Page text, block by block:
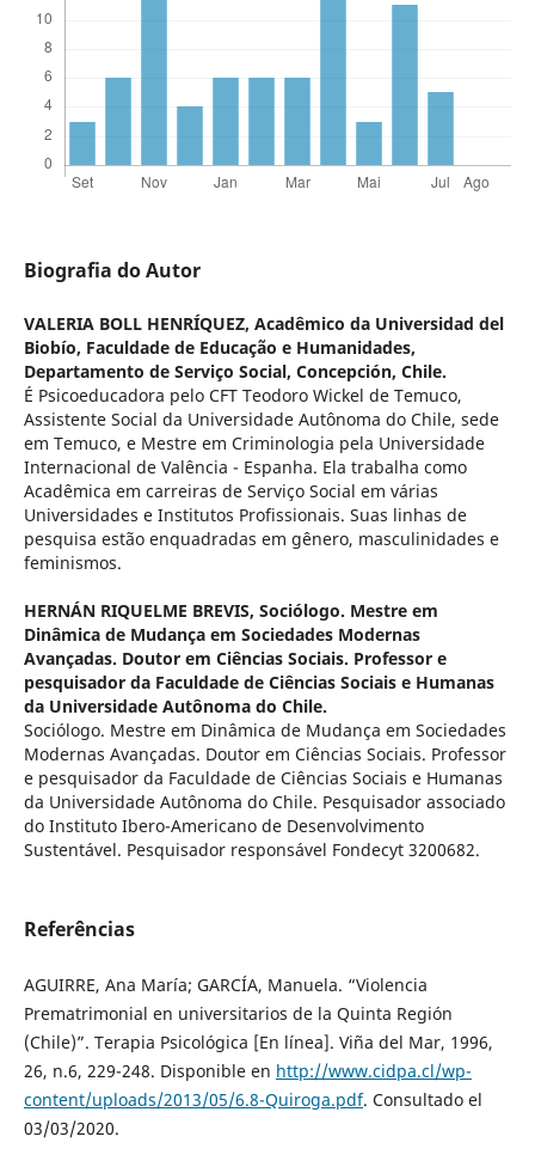
Biografia do Autor
VALERIA BOLL HENRÍQUEZ, Acadêmico da Universidad del
Biobío, Faculdade de Educação e Humanidades,
Departamento de Serviço Social, Concepción, Chile.
É Psicoeducadora pelo CFT Teodoro Wickel de Temuco,
Assistente Social da Universidade Autônoma do Chile, sede
em Temuco, e Mestre em Criminologia pela Universidade
Internacional de Valência - Espanha. Ela trabalha como
Acadêmica em carreiras de Serviço Social em várias
Universidades e Institutos Profissionais. Suas linhas de
pesquisa estão enquadradas em gênero, masculinidades e
feminismos.
HERNÁN RIQUELME BREVIS, Sociólogo. Mestre em
Dinâmica de Mudança em Sociedades Modernas
Avançadas. Doutor em Ciências Sociais. Professor e
pesquisador da Faculdade de Ciências Sociais e Humanas
da Universidade Autônoma do Chile.
Sociólogo. Mestre em Dinâmica de Mudança em Sociedades
Modernas Avançadas. Doutor em Ciências Sociais. Professor
e pesquisador da Faculdade de Ciências Sociais e Humanas
da Universidade Autônoma do Chile. Pesquisador associado
do Instituto Ibero-Americano de Desenvolvimento
Sustentável. Pesquisador responsável Fondecyt 3200682.
Referências
AGUIRRE, Ana María; GARCÍA, Manuela. “Violencia
Prematrimonial en universitarios de la Quinta Región
(Chile)”. Terapia Psicológica [En línea]. Viña del Mar, 1996,
26, n.6, 229-248. Disponible en http://www.cidpa.cl/wp-
content/uploads/2013/05/6.8-Quiroga.pdf. Consultado el
03/03/2020.